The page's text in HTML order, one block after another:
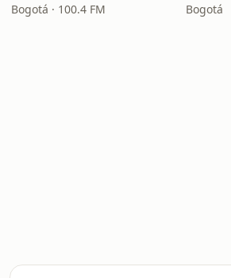
Bogotá · 100.4 FM Bogotá